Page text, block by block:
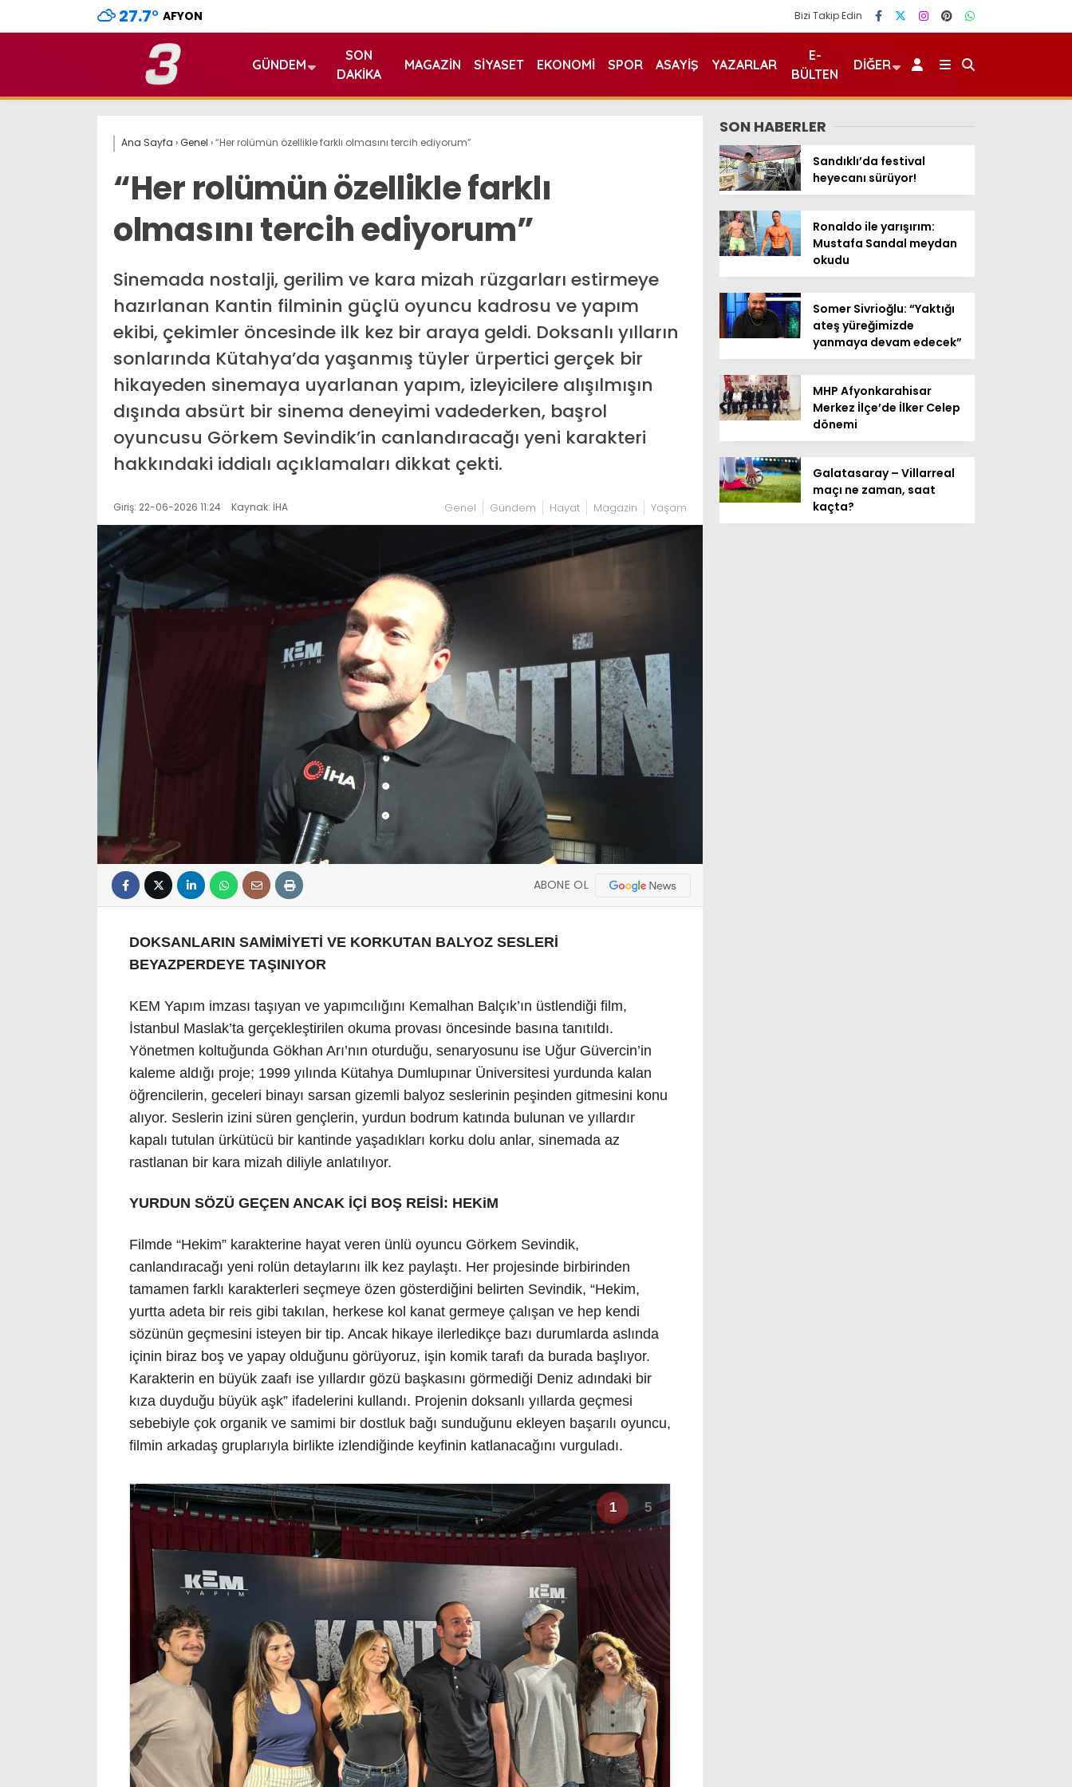
27.7° AFYON Bizi Takip Edin
GÜNDEM
SON
DAKIKA
MAGAZIN SIYASET EKONOMI SPOR ASAYIŞ YAZARLAR
E-
BÜLTEN
DIĞER
Ana Sayfa ›Genel ›“Her rolümün özellikle farklı olmasını tercih ediyorum”
“Her rolümün özellikle farklı
olmasını tercih ediyorum”
Sinemada nostalji, gerilim ve kara mizah rüzgarları estirmeye
hazırlanan Kantin filminin güçlü oyuncu kadrosu ve yapım
ekibi, çekimler öncesinde ilk kez bir araya geldi. Doksanlı yılların
sonlarında Kütahya’da yaşanmış tüyler ürpertici gerçek bir
hikayeden sinemaya uyarlanan yapım, izleyicilere alışılmışın
dışında absürt bir sinema deneyimi vadederken, başrol
oyuncusu Görkem Sevindik’in canlandıracağı yeni karakteri
hakkındaki iddialı açıklamaları dikkat çekti.
Giriş: 22-06-2026 11:24 Kaynak: İHA Genel Gündem Hayat Magazin Yaşam
ABONE OL
DOKSANLARIN SAMİMİYETİ VE KORKUTAN BALYOZ SESLERİ
BEYAZPERDEYE TAŞINIYOR
KEM Yapım imzası taşıyan ve yapımcılığını Kemalhan Balçık’ın üstlendiği film,
İstanbul Maslak’ta gerçekleştirilen okuma provası öncesinde basına tanıtıldı.
Yönetmen koltuğunda Gökhan Arı’nın oturduğu, senaryosunu ise Uğur Güvercin’in
kaleme aldığı proje; 1999 yılında Kütahya Dumlupınar Üniversitesi yurdunda kalan
öğrencilerin, geceleri binayı sarsan gizemli balyoz seslerinin peşinden gitmesini konu
alıyor. Seslerin izini süren gençlerin, yurdun bodrum katında bulunan ve yıllardır
kapalı tutulan ürkütücü bir kantinde yaşadıkları korku dolu anlar, sinemada az
rastlanan bir kara mizah diliyle anlatılıyor.
YURDUN SÖZÜ GEÇEN ANCAK İÇİ BOŞ REİSİ: HEKiM
Filmde “Hekim” karakterine hayat veren ünlü oyuncu Görkem Sevindik,
canlandıracağı yeni rolün detaylarını ilk kez paylaştı. Her projesinde birbirinden
tamamen farklı karakterleri seçmeye özen gösterdiğini belirten Sevindik, “Hekim,
yurtta adeta bir reis gibi takılan, herkese kol kanat germeye çalışan ve hep kendi
sözünün geçmesini isteyen bir tip. Ancak hikaye ilerledikçe bazı durumlarda aslında
içinin biraz boş ve yapay olduğunu görüyoruz, işin komik tarafı da burada başlıyor.
Karakterin en büyük zaafı ise yıllardır gözü başkasını görmediği Deniz adındaki bir
kıza duyduğu büyük aşk” ifadelerini kullandı. Projenin doksanlı yıllarda geçmesi
sebebiyle çok organik ve samimi bir dostluk bağı sunduğunu ekleyen başarılı oyuncu,
filmin arkadaş gruplarıyla birlikte izlendiğinde keyfinin katlanacağını vurguladı.
1 5
SON HABERLER
Sandıklı’da festival
heyecanı sürüyor!
Ronaldo ile yarışırım:
Mustafa Sandal meydan
okudu
Somer Sivrioğlu: “Yaktığı
ateş yüreğimizde
yanmaya devam edecek”
MHP Afyonkarahisar
Merkez İlçe’de İlker Celep
dönemi
Galatasaray – Villarreal
maçı ne zaman, saat
kaçta?